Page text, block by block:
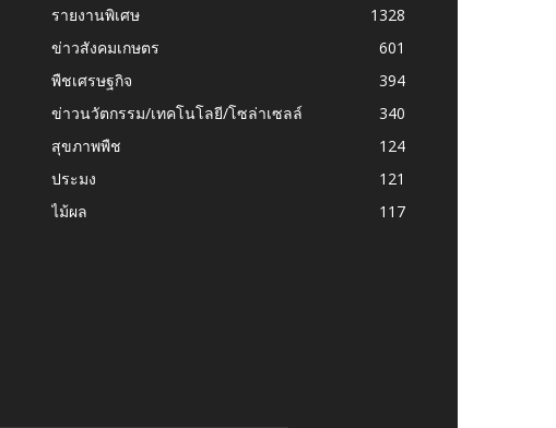
รายงานพิเศษ
1328
ข่าวสังคมเกษตร
601
พืชเศรษฐกิจ
394
ข่าวนวัตกรรม/เทคโนโลยี/โซล่าเซลล์
340
สุขภาพพืช
124
ประมง
121
ไม้ผล
117